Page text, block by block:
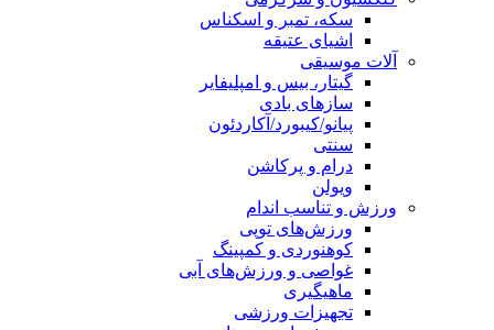
سکه، تمبر و اسکناس
اشیای عتیقه
آلات موسیقی
گیتار، بیس و امپلیفایر
سازهای بادی
پیانو/کیبورد/آکاردئون
سنتی
درام و پرکاشن
ویولن
ورزش و تناسب اندام
ورزش‌های توپی
کوهنوردی و کمپینگ
غواصی و ورزش‌های آبی
ماهیگیری
تجهیزات ورزشی